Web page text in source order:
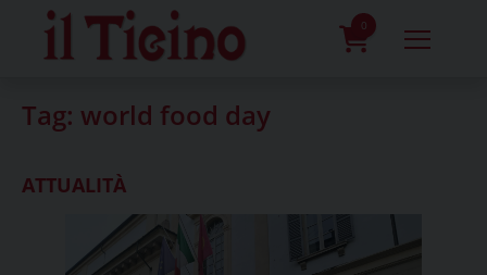
content
0
Tag: world food day
ATTUALITÀ